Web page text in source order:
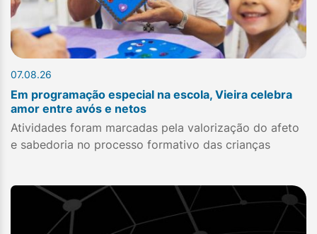
07.08.26
Em programação especial na escola, Vieira celebra
amor entre avós e netos
Atividades foram marcadas pela valorização do afeto
e sabedoria no processo formativo das crianças